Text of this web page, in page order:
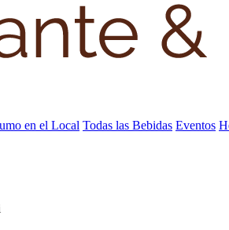
en el Local Todas las Bebidas Eventos